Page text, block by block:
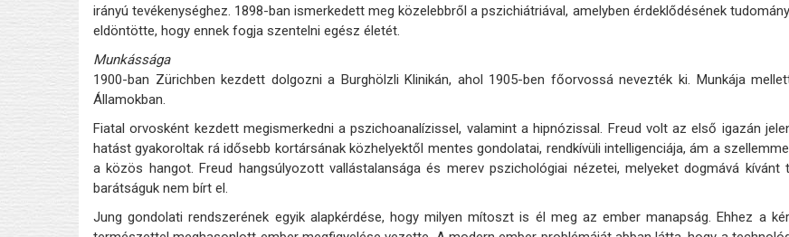
irányú tevékenységhez. 1898-ban ismerkedett meg közelebbről a pszichiátriával, amelyben érdeklődésének
eldöntötte, hogy ennek fogja szentelni egész életét.
Munkássága
1900-ban Zürichben kezdett dolgozni a Burghölzli Klinikán, ahol 1905-ben főorvossá nevezték ki. Munkája
Államokban.
Fiatal orvosként kezdett megismerkedni a pszichoanalízissel, valamint a hipnózissal. Freud volt az első igazán
hatást gyakoroltak rá idősebb kortársának közhelyektől mentes gondolatai, rendkívüli intelligenciája, ám a
a közös hangot. Freud hangsúlyozott vallástalansága és merev pszichológiai nézetei, melyeket dogmává
barátságuk nem bírt el.
Jung gondolati rendszerének egyik alapkérdése, hogy milyen mítoszt is él meg az ember manapság. Ehhez a